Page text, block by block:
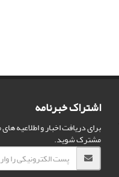
اشتراک خبرنامه
برای دریافت اخبار و اطلاعیه
مشترک شوید.